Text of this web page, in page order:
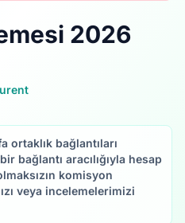
2026
ortaklık bağlantıları
bağlantı aracılığıyla hesap
komisyon
veya incelemelerimizi